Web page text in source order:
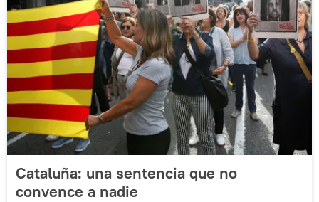
Cataluña: una sentencia que no
convence a nadie